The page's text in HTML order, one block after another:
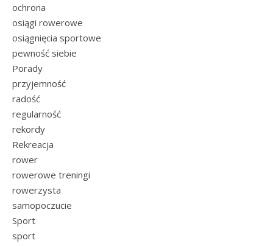
ochrona
osiągi rowerowe
osiągnięcia sportowe
pewność siebie
Porady
przyjemność
radość
regularność
rekordy
Rekreacja
rower
rowerowe treningi
rowerzysta
samopoczucie
Sport
sport